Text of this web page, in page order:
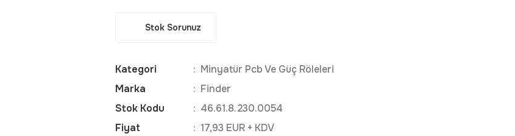
Stok Sorunuz
Kategori
Minyatür Pcb Ve Güç Röleleri
Marka
Finder
Stok Kodu
46.61.8.230.0054
Fiyat
17,93 EUR + KDV